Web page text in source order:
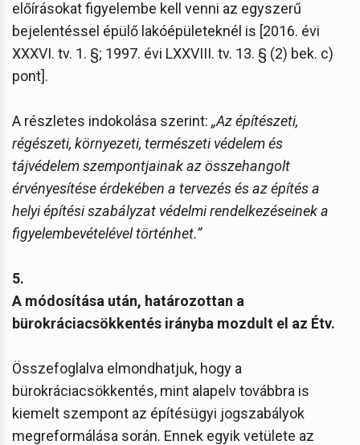
előírásokat figyelembe kell venni az egyszerű
bejelentéssel épülő lakóépületeknél is [2016. évi
XXXVI. tv. 1. §; 1997. évi LXXVIII. tv. 13. § (2) bek. c)
pont].
A részletes indokolása szerint: „Az építészeti,
régészeti, környezeti, természeti védelem és
tájvédelem szempontjainak az összehangolt
érvényesítése érdekében a tervezés és az építés a
helyi építési szabályzat védelmi rendelkezéseinek a
figyelembevételével történhet.”
5.
A módosítása után, határozottan a
bürokráciacsökkentés irányba mozdult el az Étv.
Összefoglalva elmondhatjuk, hogy a
bürokráciacsökkentés, mint alapelv továbbra is
kiemelt szempont az építésügyi jogszabályok
megreformálása során. Ennek egyik vetülete az